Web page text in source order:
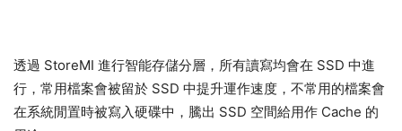
透過 StoreMI 進行智能存儲分層，所有讀寫均會在 SSD 中進
行，常用檔案會被留於 SSD 中提升運作速度，不常用的檔案會
在系統閒置時被寫入硬碟中，騰出 SSD 空間給用作 Cache 的